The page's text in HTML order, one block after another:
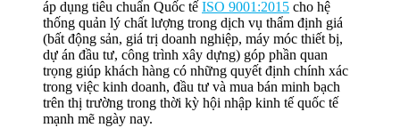
áp dụng tiêu chuẩn Quốc tế ISO 9001:2015 cho hệ
thống quản lý chất lượng trong dịch vụ thẩm định giá
(bất động sản, giá trị doanh nghiệp, máy móc thiết bị,
dự án đầu tư, công trình xây dựng) góp phần quan
trọng giúp khách hàng có những quyết định chính xác
trong việc kinh doanh, đầu tư và mua bán minh bạch
trên thị trường trong thời kỳ hội nhập kinh tế quốc tế
mạnh mẽ ngày nay.